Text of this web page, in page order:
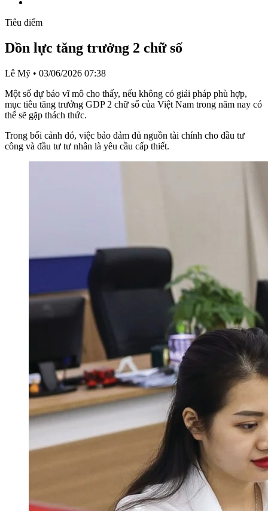
Tiêu điểm
Dồn lực tăng trưởng 2 chữ số
Lê Mỹ • 03/06/2026 07:38
Một số dự báo vĩ mô cho thấy, nếu không có giải pháp phù hợp,
mục tiêu tăng trưởng GDP 2 chữ số của Việt Nam trong năm nay có
thể sẽ gặp thách thức.
Trong bối cảnh đó, việc bảo đảm đủ nguồn tài chính cho đầu tư
công và đầu tư tư nhân là yêu cầu cấp thiết.